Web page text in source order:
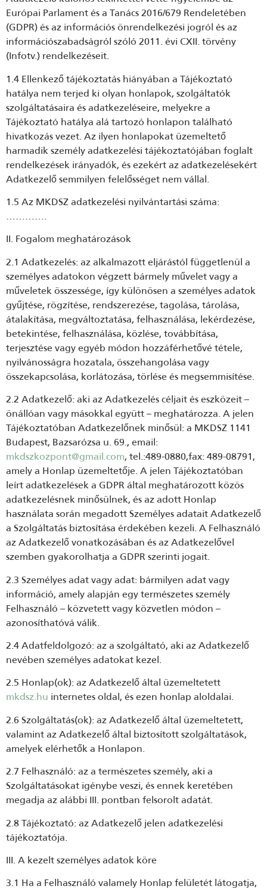
Európai Parlament és a Tanács 2016/679 Rendeletében
(GDPR) és az információs önrendelkezési jogról és az
információszabadságról szóló 2011. évi CXII. törvény
(Infotv.) rendelkezéseit.
1.4 Ellenkező tájékoztatás hiányában a Tájékoztató
hatálya nem terjed ki olyan honlapok, szolgáltatók
szolgáltatásaira és adatkezeléseire, melyekre a
Tájékoztató hatálya alá tartozó honlapon található
hivatkozás vezet. Az ilyen honlapokat üzemeltető
harmadik személy adatkezelési tájékoztatójában foglalt
rendelkezések irányadók, és ezekért az adatkezelésekért
Adatkezelő semmilyen felelősséget nem vállal.
1.5 Az MKDSZ adatkezelési nyilvántartási száma:
………….
II. Fogalom meghatározások
2.1 Adatkezelés: az alkalmazott eljárástól függetlenül a
személyes adatokon végzett bármely művelet vagy a
műveletek összessége, így különösen a személyes adatok
gyűjtése, rögzítése, rendszerezése, tagolása, tárolása,
átalakítása, megváltoztatása, felhasználása, lekérdezése,
betekintése, felhasználása, közlése, továbbítása,
terjesztése vagy egyéb módon hozzáférhetővé tétele,
nyilvánosságra hozatala, összehangolása vagy
összekapcsolása, korlátozása, törlése és megsemmisítése.
2.2 Adatkezelő: aki az Adatkezelés céljait és eszközeit –
önállóan vagy másokkal együtt – meghatározza. A jelen
Tájékoztatóban Adatkezelőnek minősül: a MKDSZ 1141
Budapest, Bazsarózsa u. 69., email:
mkdszkozpont@gmail.com, tel.:489-0880,fax: 489-08791,
amely a Honlap üzemeltetője. A jelen Tájékoztatóban
leírt adatkezelések a GDPR által meghatározott közös
adatkezelésnek minősülnek, és az adott Honlap
használata során megadott Személyes adatait Adatkezelő
a Szolgáltatás biztosítása érdekében kezeli. A Felhasználó
az Adatkezelő vonatkozásában és az Adatkezelővel
szemben gyakorolhatja a GDPR szerinti jogait.
2.3 Személyes adat vagy adat: bármilyen adat vagy
információ, amely alapján egy természetes személy
Felhasználó – közvetett vagy közvetlen módon –
azonosíthatóvá válik.
2.4 Adatfeldolgozó: az a szolgáltató, aki az Adatkezelő
nevében személyes adatokat kezel.
2.5 Honlap(ok): az Adatkezelő által üzemeltetett
mkdsz.hu internetes oldal, és ezen honlap aloldalai.
2.6 Szolgáltatás(ok): az Adatkezelő által üzemeltetett,
valamint az Adatkezelő által biztosított szolgáltatások,
amelyek elérhetők a Honlapon.
2.7 Felhasználó: az a természetes személy, aki a
Szolgáltatásokat igénybe veszi, és ennek keretében
megadja az alábbi III. pontban felsorolt adatát.
2.8 Tájékoztató: az Adatkezelő jelen adatkezelési
tájékoztatója.
III. A kezelt személyes adatok köre
3.1 Ha a Felhasználó valamely Honlap felületét látogatja,